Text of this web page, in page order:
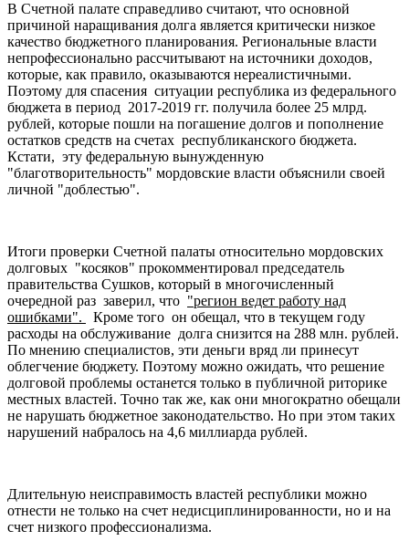
В Счетной палате справедливо считают, что основной
причиной наращивания долга является критически низкое
качество бюджетного планирования. Региональные власти
непрофессионально рассчитывают на источники доходов,
которые, как правило, оказываются нереалистичными.
Поэтому для спасения ситуации республика из федерального
бюджета в период 2017-2019 гг. получила более 25 млрд.
рублей, которые пошли на погашение долгов и пополнение
остатков средств на счетах республиканского бюджета.
Кстати, эту федеральную вынужденную
"благотворительность" мордовские власти объяснили своей
личной "доблестью".
Итоги проверки Счетной палаты относительно мордовских
долговых "косяков" прокомментировал председатель
правительства Сушков, который в многочисленный
очередной раз заверил, что "регион ведет работу над
ошибками".
Кроме того он обещал, что в текущем году
расходы на обслуживание долга снизится на 288 млн. рублей.
По мнению специалистов, эти деньги вряд ли принесут
облегчение бюджету. Поэтому можно ожидать, что решение
долговой проблемы останется только в публичной риторике
местных властей. Точно так же, как они многократно обещали
не нарушать бюджетное законодательство. Но при этом таких
нарушений набралось на 4,6 миллиарда рублей.
Длительную неисправимость властей республики можно
отнести не только на счет недисциплинированности, но и на
счет низкого профессионализма.